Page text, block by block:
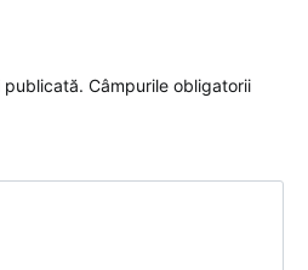
publicată. Câmpurile obligatorii